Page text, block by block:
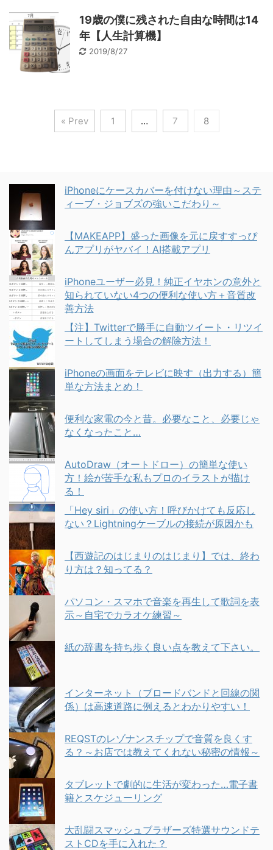
19歳の僕に残された自由な時間は14
年【人生計算機】
2019/8/27
« Prev 1 … 7 8
iPhoneにケースカバーを付けない理由～ステ
ィーブ・ジョブズの強いこだわり～
【MAKEAPP】盛った画像を元に戻すすっぴ
んアプリがヤバイ！AI搭載アプリ
iPhoneユーザー必見！純正イヤホンの意外と
知られていない4つの便利な使い方＋音質改
善方法
【注】Twitterで勝手に自動ツイート・リツイ
ートしてしまう場合の解除方法！
iPhoneの画面をテレビに映す（出力する）簡
単な方法まとめ！
便利な家電の今と昔。必要なこと、必要じゃ
なくなったこと…
AutoDraw（オートドロー）の簡単な使い
方！絵が苦手な私もプロのイラストが描け
る！
「Hey siri」の使い方！呼びかけても反応し
ない？Lightningケーブルの接続が原因かも
【西遊記のはじまりのはじまり】では、終わ
り方は？知ってる？
パソコン・スマホで音楽を再生して歌詞を表
示～自宅でカラオケ練習～
紙の辞書を持ち歩く良い点を教えて下さい。
インターネット（ブロードバンドと回線の関
係）は高速道路に例えるとわかりやすい！
REQSTのレゾナンスチップで音質を良くす
る？～お店では教えてくれない秘密の情報～
タブレットで劇的に生活が変わった…電子書
籍とスケジューリング
大乱闘スマッシュブラザーズ特選サウンドテ
ストCDを手に入れた？